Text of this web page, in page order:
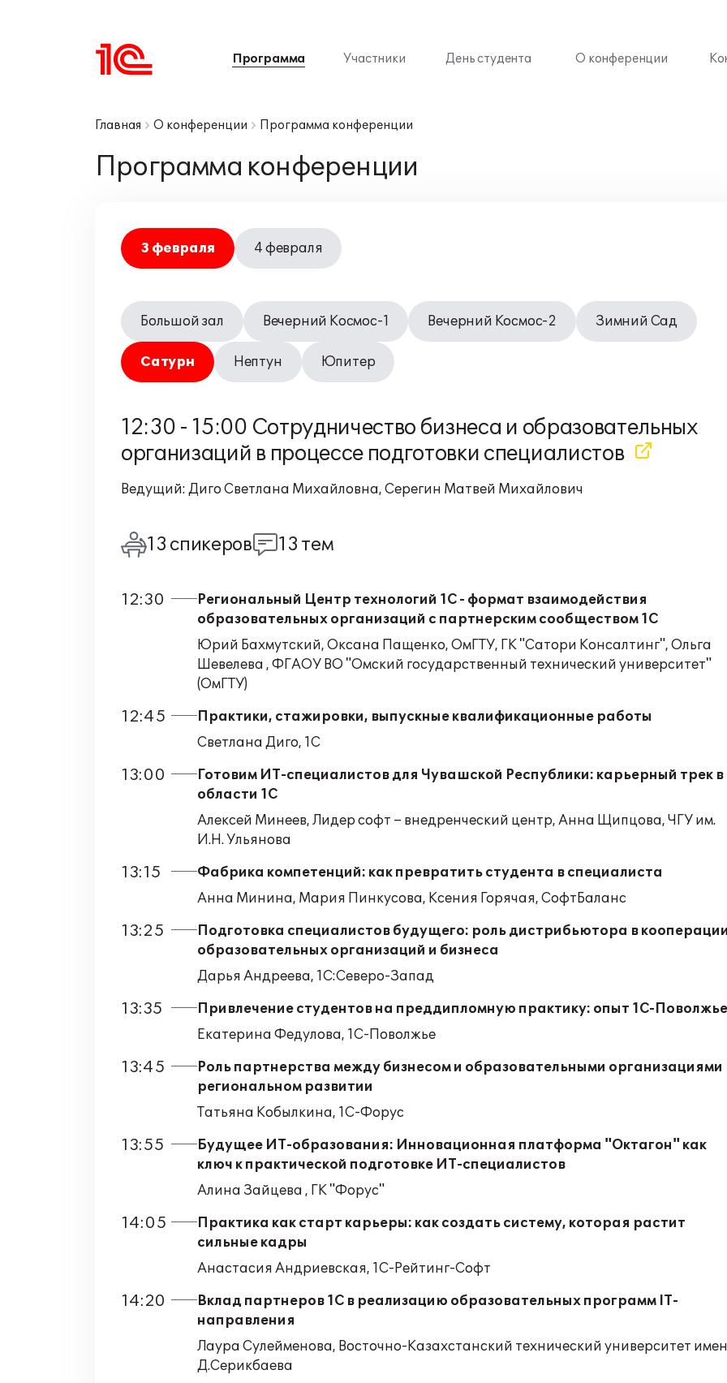
Программа Участники День студента О конференции
Главная О конференции Программа конференции
Программа конференции
3 февраля 4 февраля
Большой зал Вечерний Космос-1 Вечерний Космос-2 Зимний Сад
Сатурн Нептун Юпитер
12:30 - 15:00 Сотрудничество бизнеса и образовательных
организаций в процессе подготовки специалистов
Ведущий: Диго Светлана Михайловна, Серегин Матвей Михайлович
13 спикеров 13 тем
12:30
Региональный Центр технологий 1С - формат взаимодействия
образовательных организаций с партнерским сообществом 1С
Юрий Бахмутский, Оксана Пащенко, ОмГТУ, ГК "Сатори Консалтинг", Ольга
Шевелева , ФГАОУ ВО "Омский государственный технический университет"
(ОмГТУ)
12:45
Практики, стажировки, выпускные квалификационные работы
Светлана Диго, 1С
13:00
Готовим ИТ-специалистов для Чувашской Республики: карьерный трек в
области 1С
Алексей Минеев, Лидер софт – внедренческий центр, Анна Щипцова, ЧГУ им.
И.Н. Ульянова
13:15
Фабрика компетенций: как превратить студента в специалиста
Анна Минина, Мария Пинкусова, Ксения Горячая, СофтБаланс
13:25
Подготовка специалистов будущего: роль дистрибьютора в кооперации
образовательных организаций и бизнеса
Дарья Андреева, 1С:Северо-Запад
13:35
Привлечение студентов на преддипломную практику: опыт 1С-Поволжье
Екатерина Федулова, 1С-Поволжье
13:45
Роль партнерства между бизнесом и образовательными организациями
региональном развитии
Татьяна Кобылкина, 1С-Форус
13:55
Будущее ИТ-образования: Инновационная платформа "Октагон" как
ключ к практической подготовке ИТ-специалистов
Алина Зайцева , ГК "Форус"
14:05
Практика как старт карьеры: как создать систему, которая растит
сильные кадры
Анастасия Андриевская, 1C-Рейтинг-Софт
14:20
Вклад партнеров 1С в реализацию образовательных программ IT-
направления
Лаура Сулейменова, Восточно-Казахстанский технический университет
Д.Серикбаева